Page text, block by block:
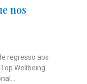
nos
regresso aos
Wellbeing